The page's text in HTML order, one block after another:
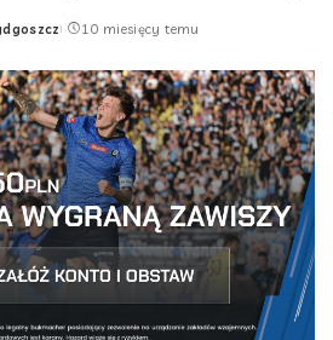
10 miesięcy temu